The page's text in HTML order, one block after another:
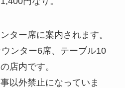
ター席に案内されます。
ンター6席、テーブル10
店内です。
以外禁止になっていま